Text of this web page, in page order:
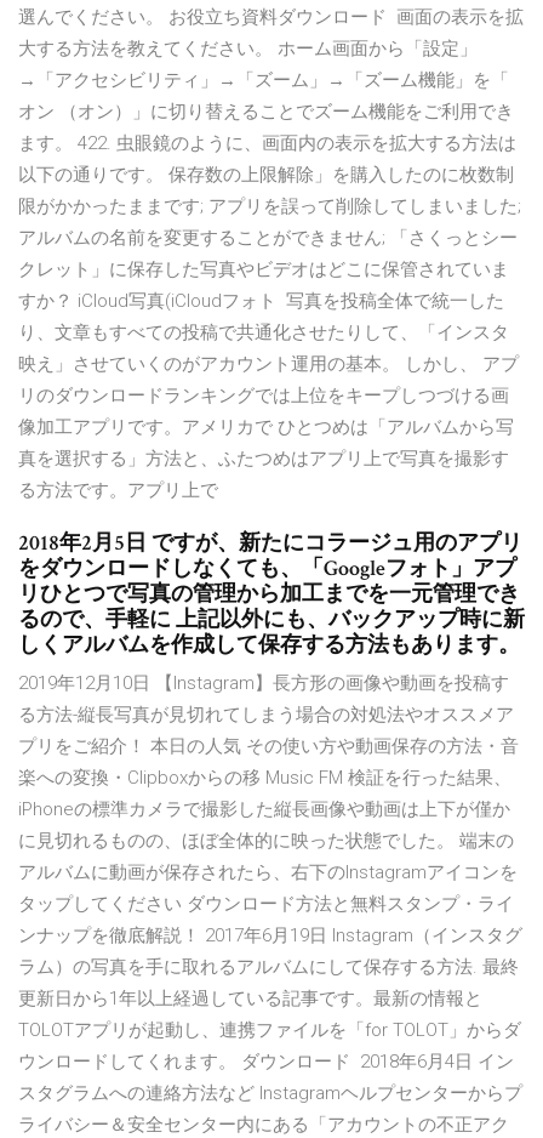
選んでください。 お役立ち資料ダウンロード 画面の表示を拡
大する方法を教えてください。 ホーム画面から「設定」
→「アクセシビリティ」→「ズーム」→「ズーム機能」を「
オン （オン）」に切り替えることでズーム機能をご利用でき
ます。 422. 虫眼鏡のように、画面内の表示を拡大する方法は
以下の通りです。 保存数の上限解除」を購入したのに枚数制
限がかかったままです; アプリを誤って削除してしまいました;
アルバムの名前を変更することができません; 「さくっとシー
クレット」に保存した写真やビデオはどこに保管されていま
すか？ iCloud写真(iCloudフォト 写真を投稿全体で統一した
り、文章もすべての投稿で共通化させたりして、「インスタ
映え」させていくのがアカウント運用の基本。 しかし、 アプ
リのダウンロードランキングでは上位をキープしつづける画
像加工アプリです。アメリカで ひとつめは「アルバムから写
真を選択する」方法と、ふたつめはアプリ上で写真を撮影す
る方法です。アプリ上で
2018年2月5日 ですが、新たにコラージュ用のアプリ
をダウンロードしなくても、「Googleフォト」アプ
リひとつで写真の管理から加工までを一元管理でき
るので、手軽に 上記以外にも、バックアップ時に新
しくアルバムを作成して保存する方法もあります。
2019年12月10日 【Instagram】長方形の画像や動画を投稿す
る方法-縦長写真が見切れてしまう場合の対処法やオススメア
プリをご紹介！ 本日の人気 その使い方や動画保存の方法・音
楽への変換・Clipboxからの移 Music FM 検証を行った結果、
iPhoneの標準カメラで撮影した縦長画像や動画は上下が僅か
に見切れるものの、ほぼ全体的に映った状態でした。 端末の
アルバムに動画が保存されたら、右下のInstagramアイコンを
タップしてください ダウンロード方法と無料スタンプ・ライ
ンナップを徹底解説！ 2017年6月19日 Instagram（インスタグ
ラム）の写真を手に取れるアルバムにして保存する方法. 最終
更新日から1年以上経過している記事です。最新の情報と
TOLOTアプリが起動し、連携ファイルを「for TOLOT」からダ
ウンロードしてくれます。 ダウンロード 2018年6月4日 イン
スタグラムへの連絡方法など Instagramヘルプセンターからプ
ライバシー＆安全センター内にある「アカウントの不正アク